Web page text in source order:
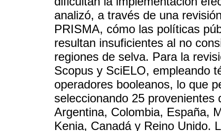
analizó, a través de una
PRISMA, cómo las políticas
resultan insuficientes al no
regiones de selva. Para la
Scopus y SciELO, empleando
operadores booleanos, lo que
seleccionando 25
Argentina, Colombia, España,
Kenia, Canadá y Reino Unido.